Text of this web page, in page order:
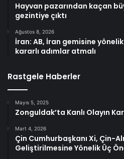
Hayvan pazarından kaçan
gezintiye çıktı
Ağustos 8, 2026
İran: AB, İran gemisine yönelik
kararlı adımlar atmalı
Rastgele Haberler
Mayıs 5, 2025
Zonguldak’ta Kanlı Olayın
Mart 4, 2026
Çin Cumhurbaşkanı Xi, Çin-
Geliştirilmesine Yönelik Üç